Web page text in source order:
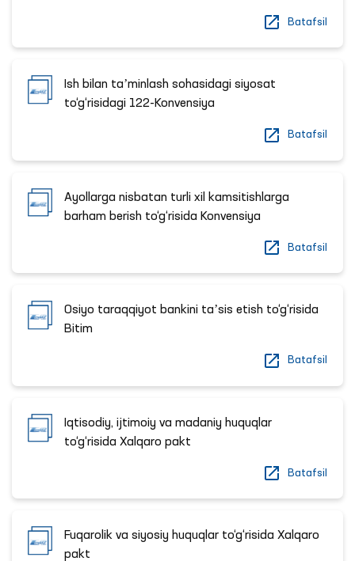
Batafsil
Ish bilan taʼminlash sohasidagi siyosat
to‘g‘risidagi 122-Konvensiya
Batafsil
Ayollarga nisbatan turli xil kamsitishlarga
barham berish to‘g‘risida Konvensiya
Batafsil
Osiyo taraqqiyot bankini taʼsis etish to‘g‘risida
Bitim
Batafsil
Iqtisodiy, ijtimoiy va madaniy huquqlar
to‘g‘risida Xalqaro pakt
Batafsil
Fuqarolik va siyosiy huquqlar to‘g‘risida Xalqaro
pakt